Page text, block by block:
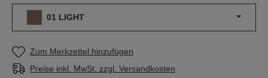
01 LIGHT
Zum Merkzettel hinzufügen
Preise inkl. MwSt. zzgl. Versandkosten